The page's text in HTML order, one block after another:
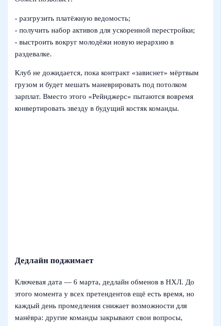
- разгрузить платёжную ведомость;
- получить набор активов для ускоренной перестройки;
- выстроить вокруг молодёжи новую иерархию в
раздевалке.
Клуб не дожидается, пока контракт «зависнет» мёртвым
грузом и будет мешать маневрировать под потолком
зарплат. Вместо этого «Рейнджерс» пытаются вовремя
конвертировать звезду в будущий костяк команды.
Дедлайн поджимает
Ключевая дата — 6 марта, дедлайн обменов в НХЛ. До
этого момента у всех претендентов ещё есть время, но
каждый день промедления снижает возможности для
манёвра: другие команды закрывают свои вопросы,